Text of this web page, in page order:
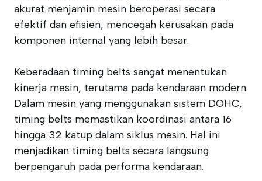
akurat menjamin mesin beroperasi secara
efektif dan efisien, mencegah kerusakan pada
komponen internal yang lebih besar.
Keberadaan timing belts sangat menentukan
kinerja mesin, terutama pada kendaraan modern.
Dalam mesin yang menggunakan sistem DOHC,
timing belts memastikan koordinasi antara 16
hingga 32 katup dalam siklus mesin. Hal ini
menjadikan timing belts secara langsung
berpengaruh pada performa kendaraan.